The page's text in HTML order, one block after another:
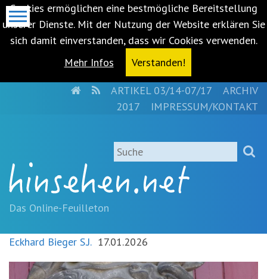
Cookies ermöglichen eine bestmögliche Bereitstellung
unserer Dienste. Mit der Nutzung der Website erklären Sie
sich damit einverstanden, dass wir Cookies verwenden.
Mehr Infos
Verstanden!
springen
(Accesskey
'1')Zur
springen
Zur
HOMERSSARTIKEL 03/14-07/17
ARCHIV
2017
IMPRESSUM/KONTAKT
Suche
Das Online-Feuilleton
Eckhard Bieger S.J. 17.01.2026